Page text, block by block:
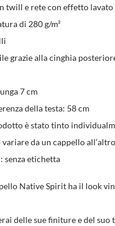
twill e rete con effetto lavato
di 280 g/m²
grazie alla cinghia
7 cm
della testa: 58 cm
è stato tinto
variare da un cappello all’altro
senza etichetta
Native Spirit ha il look
delle sue finiture e del suo